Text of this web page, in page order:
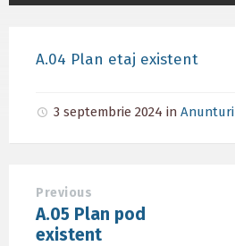
A.04 Plan etaj existent
3 septembrie 2024 in Anunturi
Previous
A.05 Plan pod
existent